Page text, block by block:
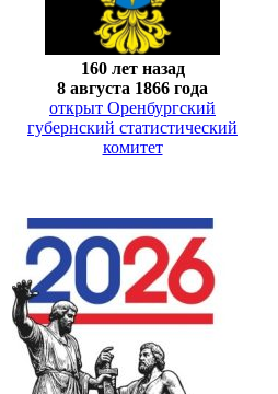
160 лет назад
8 августа 1866 года
открыт Оренбургский
губернский статистический
комитет